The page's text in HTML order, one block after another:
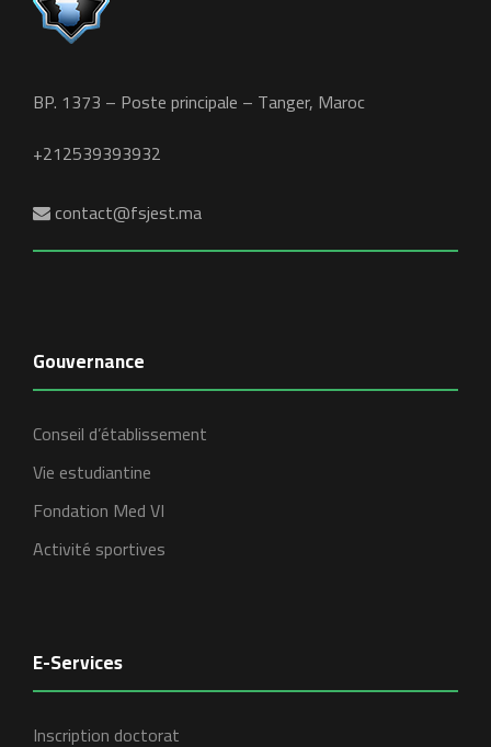
BP. 1373 – Poste principale – Tanger, Maroc
+212539393932
contact@fsjest.ma
Gouvernance
Conseil d’établissement
Vie estudiantine
Fondation Med VI
Activité sportives
E-Services
Inscription doctorat